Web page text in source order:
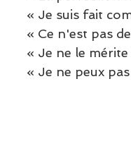
« Je suis fait
« Ce n'est pas
« Je ne le mérite
« Je ne peux